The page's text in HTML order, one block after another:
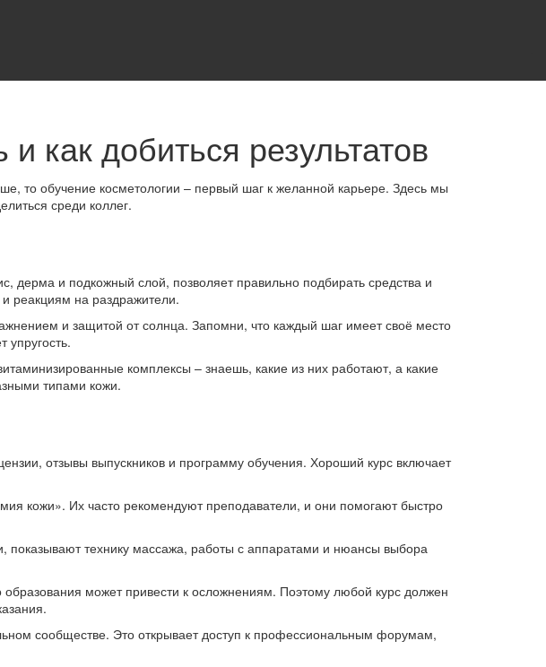
как добиться результатов
то обучение косметологии – первый шаг к желанной карьере. Здесь мы
среди коллег.
и подкожный слой, позволяет правильно подбирать средства и
реакциям на раздражители.
и защитой от солнца. Запомни, что каждый шаг имеет своё место
комплексы – знаешь, какие из них работают, а какие
типами кожи.
отзывы выпускников и программу обучения. Хороший курс включает
кожи». Их часто рекомендуют преподаватели, и они помогают быстро
показывают технику массажа, работы с аппаратами и нюансы выбора
может привести к осложнениям. Поэтому любой курс должен
сообществе. Это открывает доступ к профессиональным форумам,